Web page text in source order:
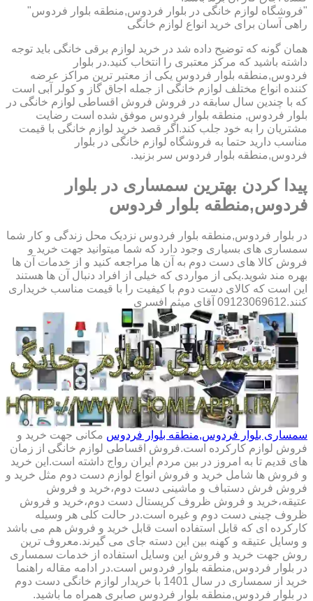
"فروشگاه لوازم خانگی در بلوار فردوس,منطقه بلوار فردوس"
راهی آسان برای خرید انواع لوازم خانگی
همان گونه که توضیح داده شد در خرید لوازم برقی خانگی باید توجه
داشته باشید که مرکز معتبری را انتخاب کنید.در بلوار
فردوس,منطقه بلوار فردوس یکی از معتبر ترین مراکز عرضه
کننده انواع مختلف لوازم خانگی از جمله اجاق گاز و کولر آبی است
که با چندین سال سابقه در فروش فروش اقساطی لوازم خانگی در
بلوار فردوس, منطقه بلوار فردوس موفق شده است رضایت
مشتریان را به خود جلب کند.اگر قصد خرید لوازم خانگی با قیمت
مناسب دارید حتما به فروشگاه لوازم خانگی در بلوار
فردوس,منطقه بلوار فردوس سر بزنید.
پیدا کردن بهترین سمساری در بلوار
فردوس,منطقه بلوار فردوس
در بلوار فردوس,منطقه بلوار فردوس نزدیک محل زندگی و کار شما
سمساری های بسیاری وجود دارد که شما میتوانید جهت خرید و
فروش کالا های دست دوم به آن ها مراجعه کنید و از خدمات آن ها
بهره مند شوید.یکی از مواردی که خیلی از افراد دنبال آن ها هستند
این است که کالای دست دوم با کیفیت را با قیمت مناسب خریداری
کنند.09123069612 آقای میثم افسری
سمساری بلوار فردوس,منطقه بلوار فردوس مکانی جهت خرید و
فروش لوازم کارکرده است.فروش اقساطی لوازم خانگی از زمان
های قدیم تا به امروز در بین مردم ایران رواج داشته است.این خرید
و فروش ها شامل خرید و فروش انواع لوازم دست دوم مثل خرید و
فروش فرش دستباف و ماشینی دست دوم،خرید و فروش
عتیقه،خرید و فروش ظروف کریستال دست دوم،خرید و فروش
ظروف چینی دست دوم و غیره است.در حالت کلی هر وسیله
کارکرده ای که قابل استفاده است قابل خرید و فروش هم می باشد
و وسایل عتیقه و کهنه بین این دسته جای می گیرند.معروف ترین
روش جهت خرید و فروش این وسایل استفاده از خدمات سمساری
در بلوار فردوس,منطقه بلوار فردوس است.در ادامه مقاله راهنما
خرید از سمساری در سال 1401 با خریدار لوازم خانگی دست دوم
در بلوار فردوس,منطقه بلوار فردوس صابری همراه ما باشید.